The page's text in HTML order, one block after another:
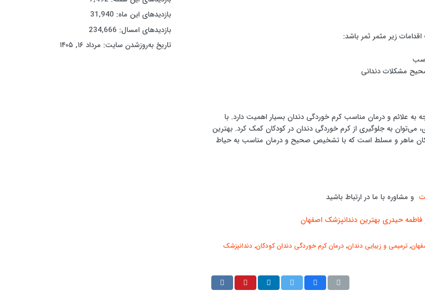
زیر مثمر ثمر باشد:
به علائم و درمان مناسب کرم خوردگی دندان بسیار اهمیت دارد. با
به جلوگیری از کرم خوردگی دندان در کودکان کمک کرد. بهترین
ماهر و مسلط است که با تشخیص صحیح و درمان مناسب به حیاط
و مشاوره با ما در ارتباط باشید
فاطمه حیدری بهترین دندانپزشک اصفهان
,ترمیمی و زیبایی دندان, درمان کرم خوردگی دندان کودکان, دندانپزشک
بازدیدهای این ماه: 31,940
بازدیدهای امسال: 234,666
تاریخ به‌روزشدن سایت: مرداد ۱۶, ۱۴۰۵